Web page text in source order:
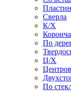
Сверла
К/Х
По
Ц/Х
По